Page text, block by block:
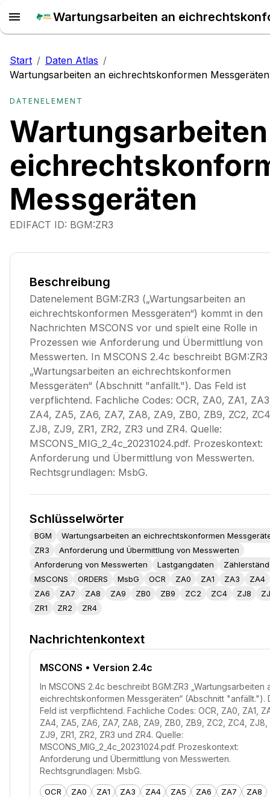
Start / Daten Atlas /
Wartungsarbeiten an eichrechtskonformen Messgeräten
DATENELEMENT
Messgeräten
EDIFACT ID: BGM:ZR3
Beschreibung
Datenelement BGM:ZR3 („Wartungsarbeiten an
eichrechtskonformen Messgeräten“) kommt in den
Nachrichten MSCONS vor und spielt eine Rolle in
Prozessen wie Anforderung und Übermittlung von
Messwerten. In MSCONS 2.4c beschreibt BGM:ZR3
„Wartungsarbeiten an eichrechtskonformen
Messgeräten“ (Abschnitt "anfällt."). Das Feld ist
verpflichtend. Fachliche Codes: OCR, ZA0, ZA1,
ZA4, ZA5, ZA6, ZA7, ZA8, ZA9, ZB0, ZB9, ZC2,
ZJ8, ZJ9, ZR1, ZR2, ZR3 und ZR4. Quelle:
MSCONS_MIG_2_4c_20231024.pdf. Prozeskontext:
Anforderung und Übermittlung von Messwerten.
Rechtsgrundlagen: MsbG.
Schlüsselwörter
BGM
Wartungsarbeiten an eichrechtskonformen
ZR3
Anforderung und Übermittlung von Messwerten
Anforderung von Messwerten
Lastgangdaten
MSCONS
ORDERS MsbG OCR ZA0 ZA1 ZA3
ZA4
ZA6
ZA7 ZA8 ZA9 ZB0 ZB9 ZC2 ZC4 ZJ8
ZR1
ZR2 ZR4
Nachrichtenkontext
MSCONS • Version 2.4c
In MSCONS 2.4c beschreibt BGM:ZR3 „Wartungsarbeiten
eichrechtskonformen Messgeräten“ (Abschnitt "anfällt.").
Feld ist verpflichtend. Fachliche Codes: OCR, ZA0, ZA1,
ZA4, ZA5, ZA6, ZA7, ZA8, ZA9, ZB0, ZB9, ZC2, ZC4, ZJ8,
ZJ9, ZR1, ZR2, ZR3 und ZR4. Quelle:
MSCONS_MIG_2_4c_20231024.pdf. Prozeskontext:
Anforderung und Übermittlung von Messwerten.
Rechtsgrundlagen: MsbG.
OCR ZA0 ZA1 ZA3 ZA4 ZA5 ZA6 ZA7
ZA8